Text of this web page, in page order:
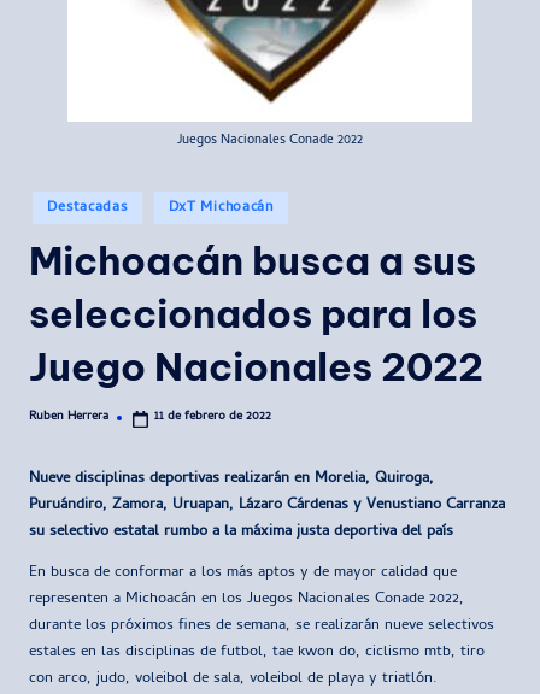
Juegos Nacionales Conade 2022
Publicado
en
Destacadas DxT Michoacán
Michoacán busca a sus
seleccionados para los
Juego Nacionales 2022
Publicado
Ruben Herrera 11 de febrero de 2022
Nueve disciplinas deportivas realizarán en Morelia, Quiroga,
Puruándiro, Zamora, Uruapan, Lázaro Cárdenas y Venustiano Carranza
su selectivo estatal rumbo a la máxima justa deportiva del país
En busca de conformar a los más aptos y de mayor calidad que
representen a Michoacán en los Juegos Nacionales Conade 2022,
durante los próximos fines de semana, se realizarán nueve selectivos
estales en las disciplinas de futbol, tae kwon do, ciclismo mtb, tiro
con arco, judo, voleibol de sala, voleibol de playa y triatlón.